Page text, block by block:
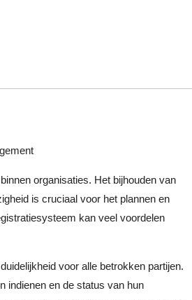
organisaties. Het bijhouden van
is cruciaal voor het plannen en
kan veel voordelen
voor alle betrokken partijen.
indienen en de status van hun